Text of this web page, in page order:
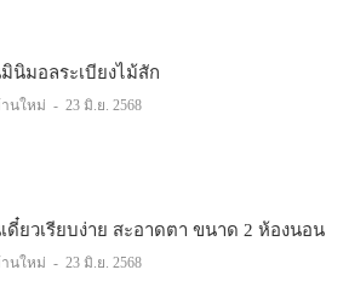
นิมอลระเบียงไม้สัก
นใหม่ - 23 มิ.ย. 2568
ดี๋ยวเรียบง่าย สะอาดตา ขนาด 2 ห้องนอน
นใหม่ - 23 มิ.ย. 2568